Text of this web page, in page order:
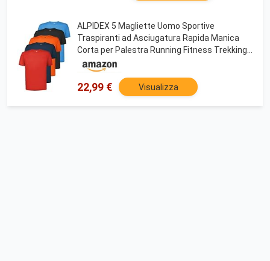
ALPIDEX 5 Magliette Uomo Sportive
Traspiranti ad Asciugatura Rapida Manica
Corta per Palestra Running Fitness Trekking
e Tempo Libero, Taglia:M, Colore:Dynamic
22,99 € Visualizza